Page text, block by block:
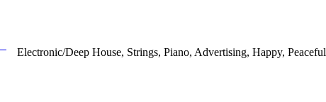
Electronic/Deep House, Strings, Piano, Advertising, Happy, Peaceful